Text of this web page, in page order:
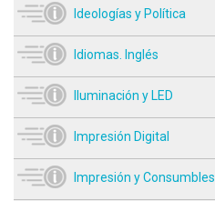
Ideologías y Política
Idiomas. Inglés
Iluminación y LED
Impresión Digital
Impresión y Consumbles